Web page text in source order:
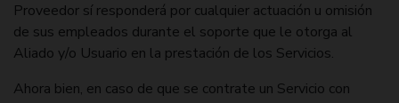
Proveedor sí responderá por cualquier actuación u omisión
de sus empleados durante el soporte que le otorga al
Aliado y/o Usuario en la prestación de los Servicios.
Ahora bien, en caso de que se contrate un Servicio con